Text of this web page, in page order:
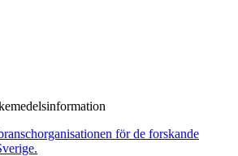
för de forskande